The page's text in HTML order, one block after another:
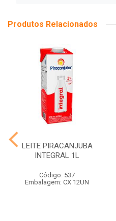
Produtos Relacionados
LEITE PIRACANJUBA
INTEGRAL 1L
Código: 537
Embalagem: CX 12UN